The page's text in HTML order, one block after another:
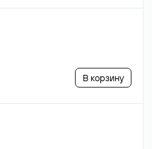
В корзину